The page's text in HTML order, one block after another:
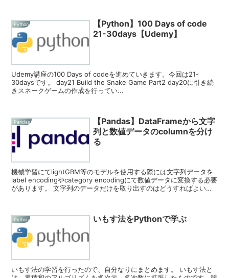
Python
【Python】100 Days of code
21-30days【Udemy】
Udemy講座の100 Days of codeを進めていきます。今回は21-
30daysです。 day21 Build the Snake Game Part2 day20に引き続
きスネークゲームの作成を行ってい...
Pandas
【Pandas】DataFrameから文字
列と数値データのcolumnを分け
る
機械学習にてlightGBM等のモデルを使用する際には文字列データを
label encodingやcategory encodingにて数値データに変換する必要
があります。 文字列のデータだけを取り出すのはどうすればよいの
Python いもす法をPythonで学ぶ
いもす法の学習を行ったので、自分なりにまとめます。 いもす法と